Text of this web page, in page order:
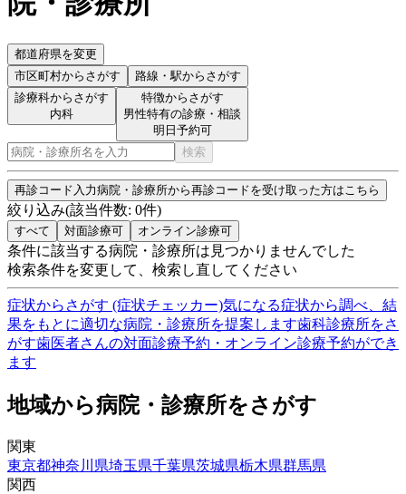
都道府県を変更
市区町村からさがす 路線・駅からさがす
診療科からさがす
内科
特徴からさがす
男性特有の診療・相談
明日予約可
検索
再診コード入力病院・診療所から再診コードを受け取った方はこちら
絞り込み(該当件数: 0件)
すべて 対面診療可 オンライン診療可
条件に該当する病院・診療所は見つかりませんでした
検索条件を変更して、検索し直してください
症状からさがす (症状チェッカー)気になる症状から調べ、結
果をもとに適切な病院・診療所を提案します歯科診療所をさ
がす歯医者さんの対面診療予約・オンライン診療予約ができ
ます
地域から病院・診療所をさがす
関東
東京都神奈川県埼玉県千葉県茨城県栃木県群馬県
関西